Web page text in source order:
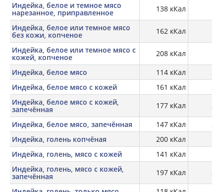
Индейка, белое и темное мясо
нарезанное, приправленное 138 кКал
Индейка, белое или темное мясо
без кожи, копченое 162 кКал
Индейка, белое или темное мясо с
кожей, копченое 208 кКал
Индейка, белое мясо
114 кКал
Индейка, белое мясо с кожей
161 кКал
Индейка, белое мясо с кожей,
запечённая 177 кКал
Индейка, белое мясо, запечённая
147 кКал
Индейка, голень копчёная
200 кКал
Индейка, голень, мясо с кожей
141 кКал
Индейка, голень, мясо с кожей,
запечённая 197 кКал